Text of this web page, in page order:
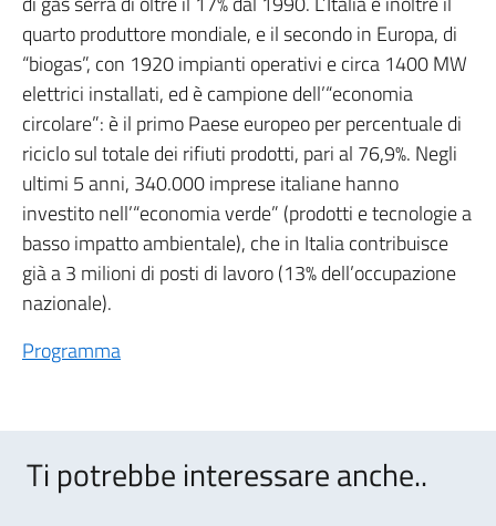
quarto produttore mondiale, e il secondo in Europa, di
“biogas”, con 1920 impianti operativi e circa 1400 MW
elettrici installati, ed è campione dell’“economia
circolare”: è il primo Paese europeo per percentuale di
riciclo sul totale dei rifiuti prodotti, pari al 76,9%. Negli
ultimi 5 anni, 340.000 imprese italiane hanno
investito nell’“economia verde” (prodotti e tecnologie a
basso impatto ambientale), che in Italia contribuisce
già a 3 milioni di posti di lavoro (13% dell’occupazione
nazionale).
Programma
Ti potrebbe interessare anche..